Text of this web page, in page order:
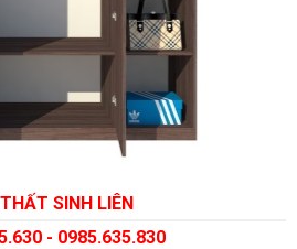
SINH LIÊN
- 0985.635.830